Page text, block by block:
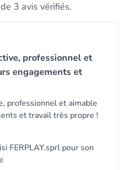
3 avis vérifiés.
professionnel et
engagements et
professionnel et aimable
et travail très propre !
FERPLAY.sprl pour son